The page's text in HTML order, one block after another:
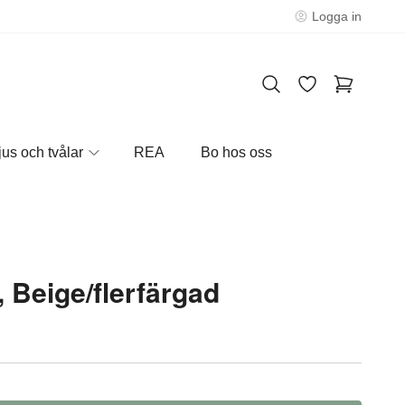
Logga in
och tvålar REA Bo hos oss
Beige/flerfärgad